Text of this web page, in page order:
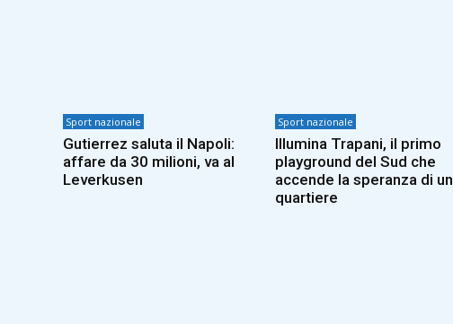
Sport nazionale
Gutierrez saluta il Napoli:
affare da 30 milioni, va al
Leverkusen
Sport nazionale
Illumina Trapani, il primo
playground del Sud che
accende la speranza di un
quartiere